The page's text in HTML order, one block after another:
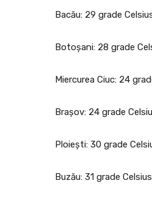
Bacău: 29 grade
Botoșani: 28 grade
Miercurea Ciuc: 24
Brașov: 24 grade
Ploiești: 30 grade
Buzău: 31 grade